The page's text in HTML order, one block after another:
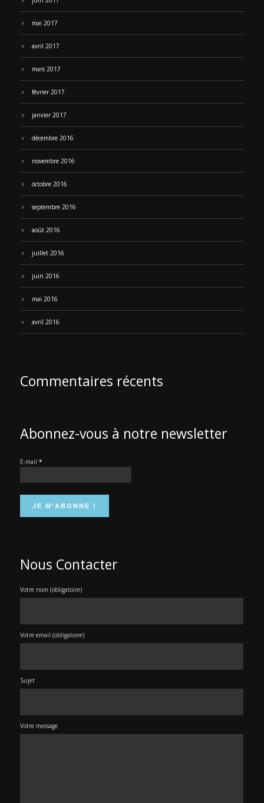
mai 2017
avril 2017
mars 2017
février 2017
janvier 2017
décembre 2016
novembre 2016
octobre 2016
septembre 2016
août 2016
juillet 2016
juin 2016
mai 2016
avril 2016
Commentaires récents
Abonnez-vous à notre newsletter
E-mail *
Nous Contacter
Votre nom (obligatoire)
Votre email (obligatoire)
Sujet
Votre message